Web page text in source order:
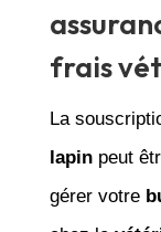
frais
La
lapinpeut
gérer votre